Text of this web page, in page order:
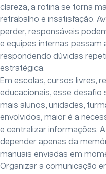
clareza, a rotina se torna
retrabalho e insatisfação.
perder, responsáveis
e equipes internas passam
respondendo dúvidas
estratégica.
Em escolas, cursos livres,
educacionais, esse desafio
mais alunos, unidades,
envolvidos, maior é a
e centralizar informações.
depender apenas da
manuais enviadas em
Organizar a comunicação